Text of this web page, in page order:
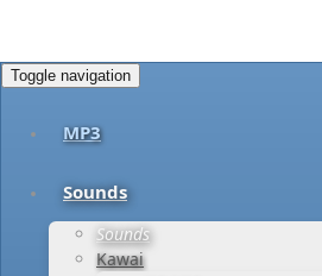
Toggle navigation
MP3
Sounds
Sounds
Kawai